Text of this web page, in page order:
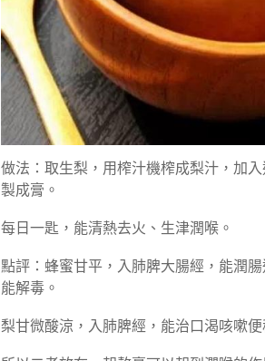
做法：取生梨，用榨汁機榨成梨汁，加
製成膏。
每日一匙，能清熱去火、生津潤喉。
點評：蜂蜜甘平，入肺脾大腸經，能潤
能解毒。
梨甘微酸涼，入肺脾經，能治口渴咳嗽便